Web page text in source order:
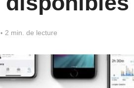
2 min. de lecture